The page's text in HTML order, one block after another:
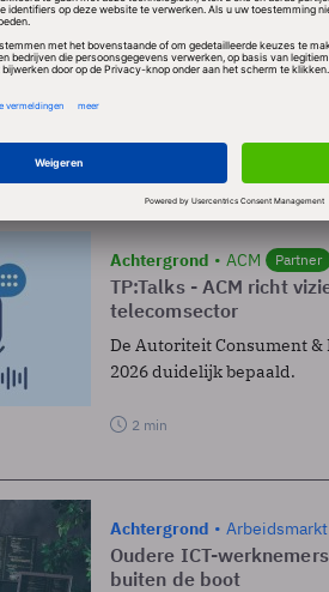
Achtergrond
Doen wat je belooft,
Hoe versterk je
Achtergrond ACM Partner
TP:Talks - ACM richt
telecomsector
De Autoriteit Consument &
2026 duidelijk bepaald.
2 min
Achtergrond Arbeidsmarkt
Oudere ICT-
buiten de boot